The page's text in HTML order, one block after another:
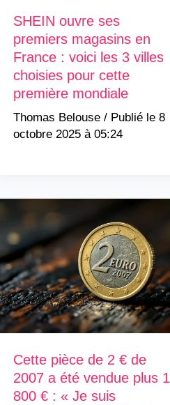
SHEIN ouvre ses
premiers magasins en
France : voici les 3 villes
choisies pour cette
première mondiale
Thomas Belouse/
8
octobre 2025 à 05:24
Cette pièce de 2 € de
2007 a été vendue plus 1
800 € : « Je suis